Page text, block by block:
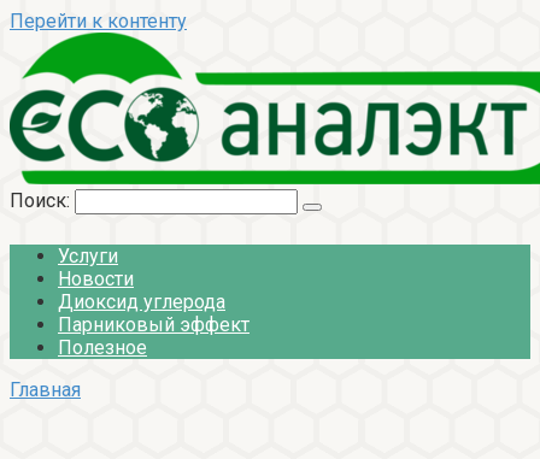
Перейти к контенту
Поиск:
Услуги
Новости
Диоксид углерода
Парниковый эффект
Полезное
Главная